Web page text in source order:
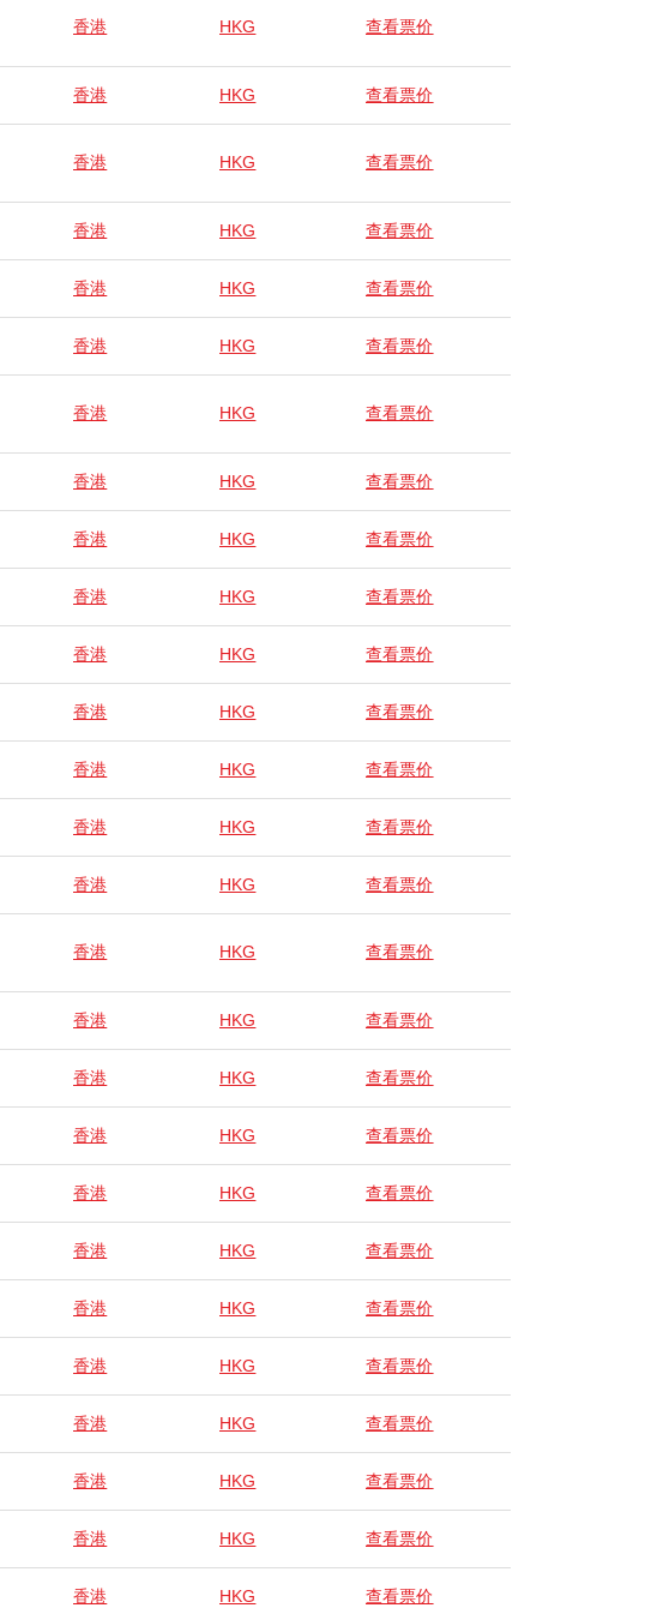
香港 HKG 查看票价
香港 HKG 查看票价
香港 HKG 查看票价
香港 HKG 查看票价
香港 HKG 查看票价
香港 HKG 查看票价
香港 HKG 查看票价
香港 HKG 查看票价
香港 HKG 查看票价
香港 HKG 查看票价
香港 HKG 查看票价
香港 HKG 查看票价
香港 HKG 查看票价
香港 HKG 查看票价
香港 HKG 查看票价
香港 HKG 查看票价
香港 HKG 查看票价
香港 HKG 查看票价
香港 HKG 查看票价
香港 HKG 查看票价
香港 HKG 查看票价
香港 HKG 查看票价
香港 HKG 查看票价
香港 HKG 查看票价
香港 HKG 查看票价
香港 HKG 查看票价
香港 HKG 查看票价